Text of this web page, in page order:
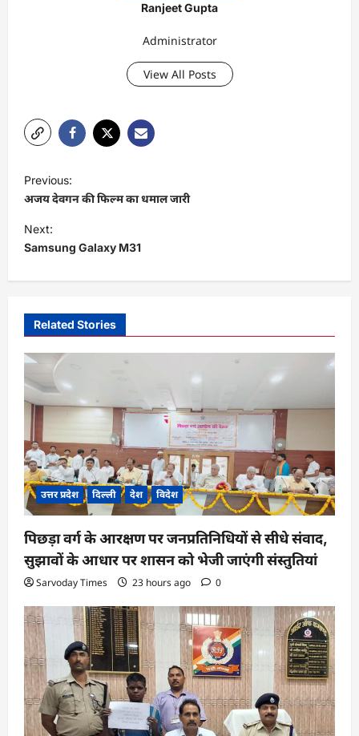
Ranjeet Gupta
Administrator
View All Posts
o
s
t
v
g
a
t
i
o
n
Previous:
अजय देवगन की फिल्म का धमाल जारी
Next:
Samsung Galaxy M31
Related Stories
उत्तर प्रदेश दिल्ली देश विदेश
पिछड़ा वर्ग के आरक्षण पर जनप्रतिनिधियों से सीधे संवाद,
सुझावों के आधार पर शासन को भेजी जाएंगी संस्तुतियां
Sarvoday Times 23 hours ago 0